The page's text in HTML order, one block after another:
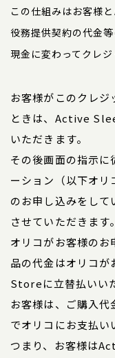
この仕組みはお客様
役務提供契約の代金等
現金に変わってクレ
お客様がこのクレ
ときは、Active
いただきます。
その後画面の指示に
ーション（以下オリ
のお申し込みをして
させていただきます。
オリコがお客様のお
品の代金はオリコ
Storeに立替払いい
お客様は、ご購入
でオリコにお支払い
つまり、お客様は